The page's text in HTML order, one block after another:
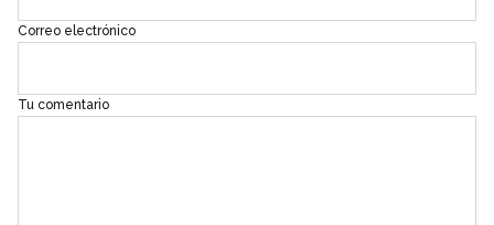
Correo electrónico
Tu comentario